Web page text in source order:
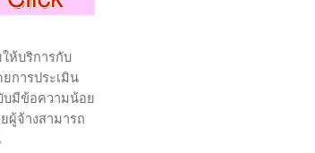
ห้บริการกับ
การประเมิน
บมีข้อความน้อย
ผู้จ้างสามารถ